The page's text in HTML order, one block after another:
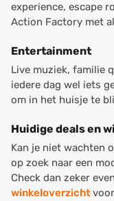
experience, escape
Action Factory met
Entertainment
Live muziek, familie
iedere dag wel iets
om in het huisje te
Huidige deals en
Kan je niet wachten
op zoek naar een
Check dan zeker
winkeloverzicht